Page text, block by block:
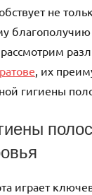
не
, их
гигиены
играет